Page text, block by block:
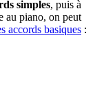
simples, puis à
au piano, on peut
accords basiques :